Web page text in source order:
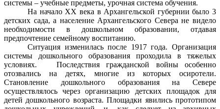
системы – учебные предметы, урочная система обучения.
На начало XX века в Архангельской губернии было 3
детских сада, а население Архангельского Севера не видело
необходимости в дошкольном образовании, отдавая
предпочтение семейному воспитанию.
Ситуация изменилась после 1917 года. Организация
системы дошкольного образования проходила в тяжелых
условиях.
Последствия гражданской войны особенно
отозвались на детях, многие из которых осиротели.
Становление дошкольного образования на Севере
осуществлялось через организацию детских площадок для
детей дошкольного возраста. Площадки явились прототипом